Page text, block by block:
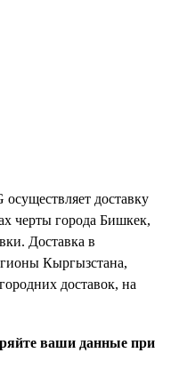
доставку
черты города Бишкек,
Доставка в
Кыргызстана,
доставок, на
ваши данные при